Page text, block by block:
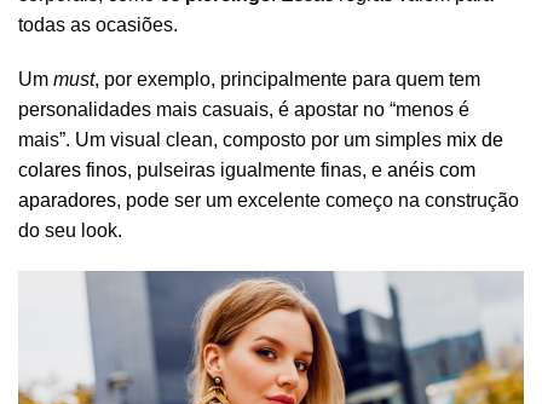
todas as ocasiões.
Um must, por exemplo, principalmente para quem tem
personalidades mais casuais, é apostar no “menos é
mais”. Um visual clean, composto por um simples mix de
colares finos, pulseiras igualmente finas, e anéis com
aparadores, pode ser um excelente começo na construção
do seu look.